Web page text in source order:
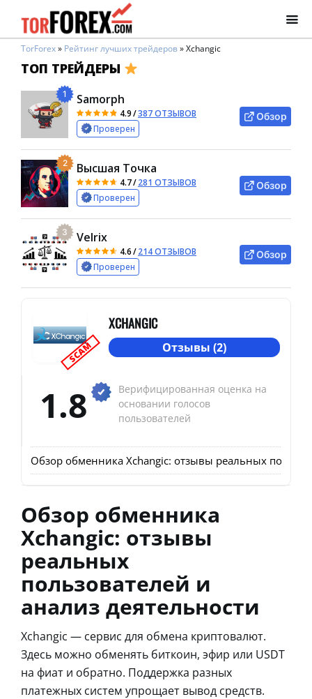
TorForex» Рейтинг лучших трейдеров»Xchangic
ТОП ТРЕЙДЕРЫ
1 Samorph
4.9/387 ОТЗЫВОВ
Проверен
Обзор
2 Высшая Точка
4.7/281 ОТЗЫВОВ
Проверен
Обзор
3 Velrix
4.6/214 ОТЗЫВОВ
Проверен
Обзор
SCAM
XCHANGIC
Отзывы (2)
1.8
Верифицированная оценка на
основании голосов
пользователей
Обзор обменника Xchangic: отзывы реальных
Обзор обменника
Xchangic: отзывы
реальных
пользователей и
анализ деятельности
Xchangic — сервис для обмена криптовалют.
Здесь можно обменять биткоин, эфир или USDT
на фиат и обратно. Поддержка разных
платежных систем упрощает вывод средств.